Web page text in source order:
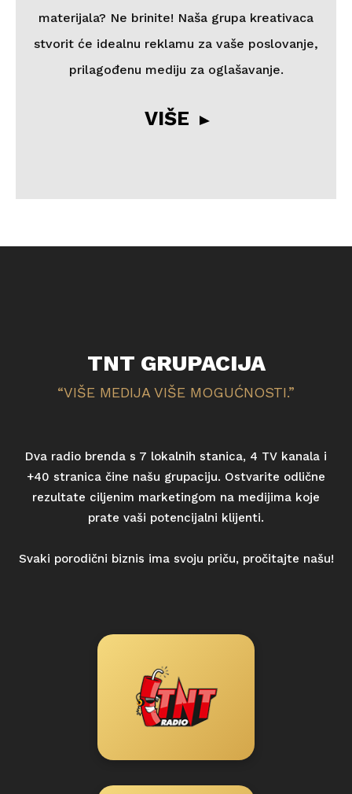
materijala? Ne brinite! Naša grupa kreativaca
stvorit će idealnu reklamu za vaše poslovanje,
prilagođenu mediju za oglašavanje.
VIŠE
TNT GRUPACIJA
“VIŠE MEDIJA VIŠE MOGUĆNOSTI.”
Dva radio brenda s 7 lokalnih stanica, 4 TV kanala i
+40 stranica čine našu grupaciju. Ostvarite odlične
rezultate ciljenim marketingom na medijima koje
prate vaši potencijalni klijenti.
Svaki porodični biznis ima svoju priču, pročitajte našu!